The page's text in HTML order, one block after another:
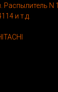
Распылитель N
и т.д.